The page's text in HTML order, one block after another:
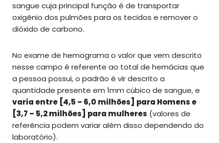
sangue cuja principal função é de transportar
oxigênio dos pulmões para os tecidos e remover o
dióxido de carbono.
No exame de hemograma o valor que vem descrito
nesse campo é referente ao total de hemácias que
a pessoa possui, o padrão é vir descrito a
quantidade presente em 1mm cúbico de sangue, e
varia entre [4,5 – 6,0 milhões] para Homens e
[3,7 – 5,2 milhões] para mulheres (valores de
referência podem variar além disso dependendo do
laboratório).